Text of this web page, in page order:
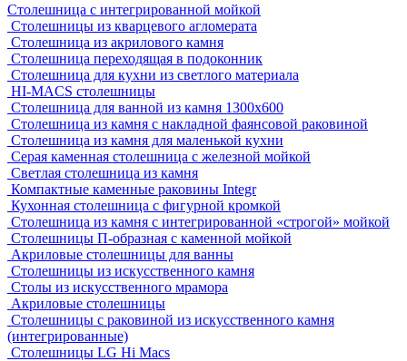
Столешница с интегрированной мойкой
Столешницы из кварцевого агломерата
Столешница из акрилового камня
Столешница переходящая в подоконник
Столешница для кухни из светлого материала
HI-MACS столешницы
Столешница для ванной из камня 1300х600
Столешница из камня с накладной фаянсовой раковиной
Столешница из камня для маленькой кухни
Серая каменная столешница с железной мойкой
Светлая столешница из камня
Компактные каменные раковины Integr
Кухонная столешница с фигурной кромкой
Столешница из камня с интегрированной «строгой» мойкой
Столешницы П-образная с каменной мойкой
Акриловые столешницы для ванны
Столешницы из искусственного камня
Столы из искусственного мрамора
Акриловые столешницы
Столешницы с раковиной из искусственного камня
(интегрированные)
Столешницы LG Hi Macs